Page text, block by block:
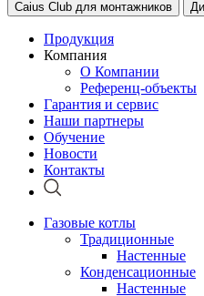
Caius Club для монтажников
Продукция
Компания
О Компании
Референц-объекты
Гарантия и сервис
Наши партнеры
Обучение
Новости
Контакты
Газовые котлы
Традиционные
Настенные
Конденсационные
Настенные